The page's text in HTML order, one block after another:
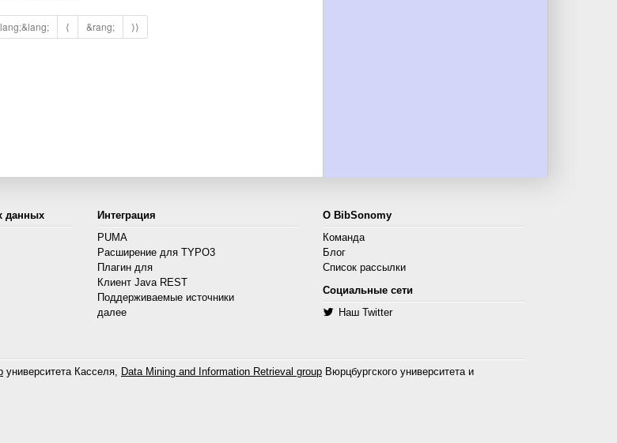
⟨ &rang; ⟩⟩
данных
Интеграция
PUMA
Расширение для TYPO3
Плагин для
Клиент Java REST
Поддерживаемые источники
далее
О BibSonomy
Команда
Блог
Список рассылки
Социальные сети
Наш Twitter
университета Касселя, Data Mining and Information Retrieval group Вюрцбургского университета и